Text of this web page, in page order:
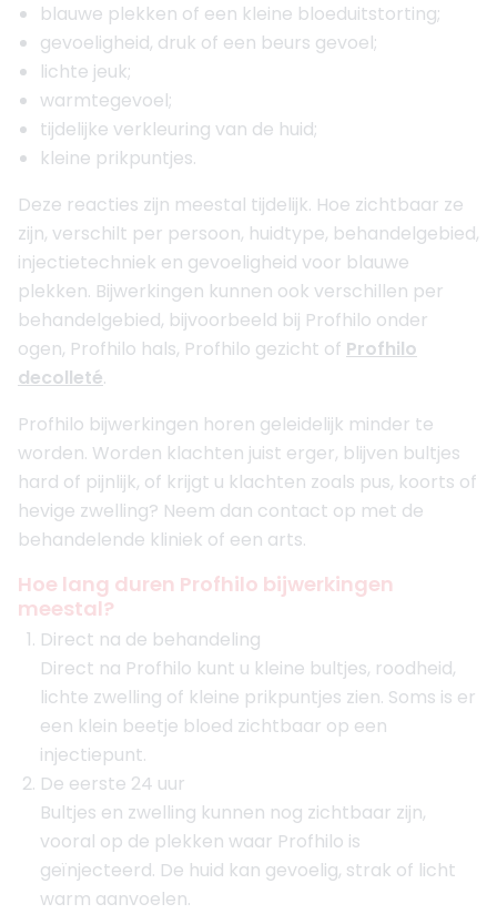
blauwe plekken of een kleine bloeduitstorting;
gevoeligheid, druk of een beurs gevoel;
lichte jeuk;
warmtegevoel;
tijdelijke verkleuring van de huid;
kleine prikpuntjes.
Deze reacties zijn meestal tijdelijk. Hoe zichtbaar ze
zijn, verschilt per persoon, huidtype, behandelgebied,
injectietechniek en gevoeligheid voor blauwe
plekken. Bijwerkingen kunnen ook verschillen per
behandelgebied, bijvoorbeeld bij Profhilo onder
ogen, Profhilo hals, Profhilo gezicht of Profhilo
decolleté.
Profhilo bijwerkingen horen geleidelijk minder te
worden. Worden klachten juist erger, blijven bultjes
hard of pijnlijk, of krijgt u klachten zoals pus, koorts of
hevige zwelling? Neem dan contact op met de
behandelende kliniek of een arts.
Hoe lang duren Profhilo bijwerkingen
meestal?
Direct na de behandeling
Direct na Profhilo kunt u kleine bultjes, roodheid,
lichte zwelling of kleine prikpuntjes zien. Soms is er
een klein beetje bloed zichtbaar op een
injectiepunt.
De eerste 24 uur
Bultjes en zwelling kunnen nog zichtbaar zijn,
vooral op de plekken waar Profhilo is
geïnjecteerd. De huid kan gevoelig, strak of licht
warm aanvoelen.